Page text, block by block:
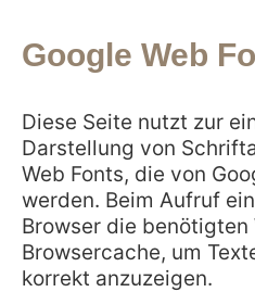
Google Web
Diese Seite nutzt zur
Darstellung von
Web Fonts, die von
werden. Beim Aufruf
Browser die benötigten
Browsercache, um
korrekt anzuzeigen.